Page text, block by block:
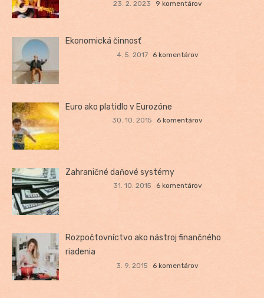
23. 2. 2023 9 komentárov
Ekonomická činnosť
4. 5. 2017 6 komentárov
Euro ako platidlo v Eurozóne
30. 10. 2015 6 komentárov
Zahraničné daňové systémy
31. 10. 2015 6 komentárov
Rozpočtovníctvo ako nástroj finančného
riadenia
3. 9. 2015 6 komentárov